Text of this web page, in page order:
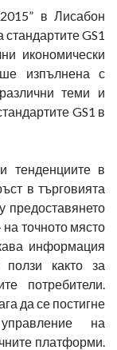
в Лисабон
GS1
икономически
изпълнена с
теми и
GS1 в
тенденциите в
в търговията
предоставянето
точното място
информация
както за
потребители.
да се постигне
на
платформи.